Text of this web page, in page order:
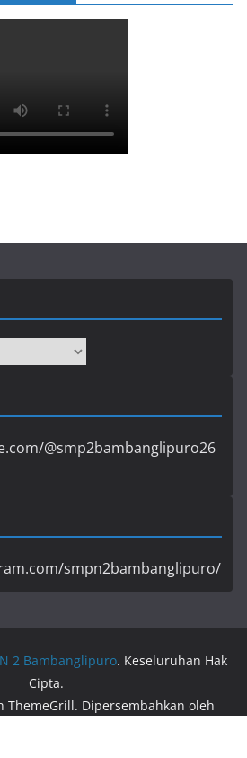
@smp2bambanglipuro26
smpn2bambanglipuro/
2 Bambanglipuro. Keseluruhan Hak
Cipta.
ThemeGrill. Dipersembahkan oleh